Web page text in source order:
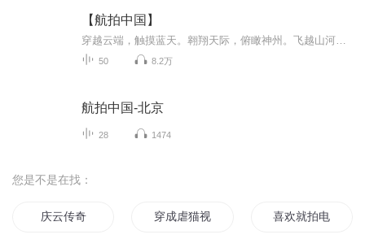
【航拍中国】
50 8.2万
航拍中国-北京
28 1474
您是不是在找：
庆云传奇 穿成虐猫视频的主角怎么办喜欢就拍电视